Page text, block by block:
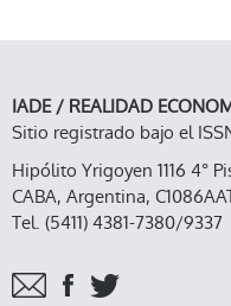
IADE / REALIDAD
Sitio registrado bajo el
Hipólito Yrigoyen 1116 4°
CABA, Argentina,
Tel. (5411) 4381-7380/9337